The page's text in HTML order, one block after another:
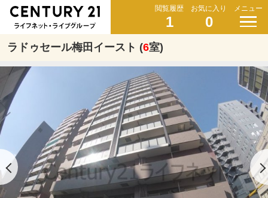
閲覧履歴
1
お気に入り
0
メニュー
ラドゥセール梅田イースト (6室)